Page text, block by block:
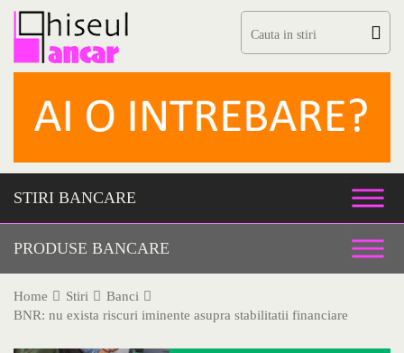
Skip
STIRI BANCARE
PRODUSE BANCARE
Home Stiri
Banci
BNR: nu exista riscuri iminente asupra stabilitatii financiare